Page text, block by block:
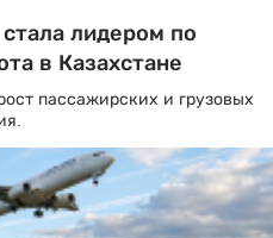
лидером по
в Казахстане
пассажирских и грузовых